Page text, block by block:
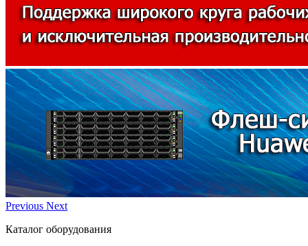
Previous Next
Каталог оборудования